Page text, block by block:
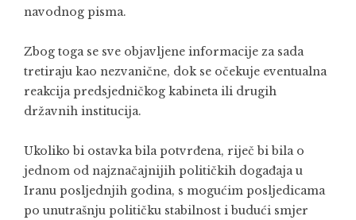
navodnog pisma.
Zbog toga se sve objavljene informacije za sada
tretiraju kao nezvanične, dok se očekuje eventualna
reakcija predsjedničkog kabineta ili drugih
državnih institucija.
Ukoliko bi ostavka bila potvrđena, riječ bi bila o
jednom od najznačajnijih političkih događaja u
Iranu posljednjih godina, s mogućim posljedicama
po unutrašnju političku stabilnost i budući smjer